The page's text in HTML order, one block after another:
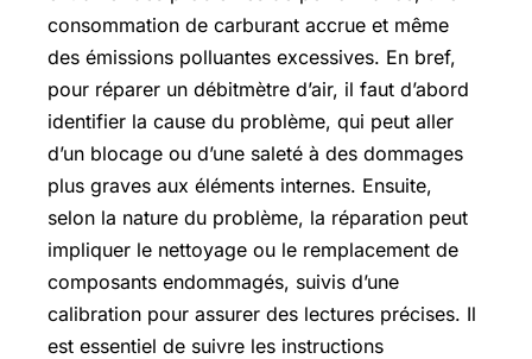
consommation de carburant accrue et même
des émissions polluantes excessives. En bref,
pour réparer un débitmètre d’air, il faut d’abord
identifier la cause du problème, qui peut aller
d’un blocage ou d’une saleté à des dommages
plus graves aux éléments internes. Ensuite,
selon la nature du problème, la réparation peut
impliquer le nettoyage ou le remplacement de
composants endommagés, suivis d’une
calibration pour assurer des lectures précises. Il
est essentiel de suivre les instructions